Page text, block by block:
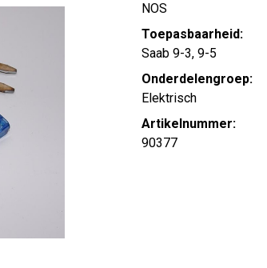
NOS
Toepasbaarheid:
Saab 9-3, 9-5
Onderdelengroep:
Elektrisch
Artikelnummer:
90377